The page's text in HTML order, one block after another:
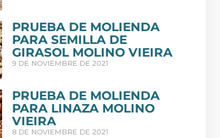
PRUEBA DE MOLIENDA
PARA SEMILLA DE
GIRASOL MOLINO VIEIRA
9 DE NOVIEMBRE DE 2021
PRUEBA DE MOLIENDA
PARA LINAZA MOLINO
VIEIRA
8 DE NOVIEMBRE DE 2021